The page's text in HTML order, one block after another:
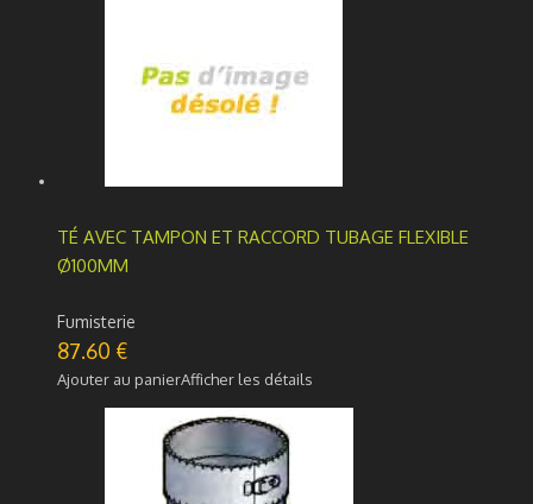
TÉ AVEC TAMPON ET RACCORD TUBAGE FLEXIBLE
Ø100MM
Fumisterie
87.60 €
Ajouter au panierAfficher les détails